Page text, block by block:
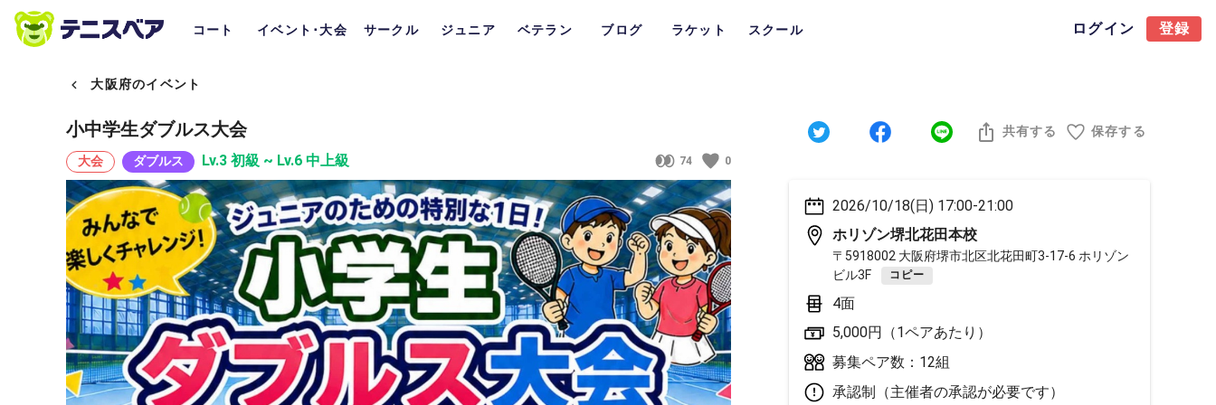
コート イベント･大会 サークル ジュニア ベテラン ブログ ラケット スクール ログイン 登録
大阪府のイベント
小中学生ダブルス大会
大会 ダブルス Lv.3 初級 ~ Lv.6 中上級 74 0
共有する 保存する
2026/10/18(日) 17:00-21:00
ホリゾン堺北花田本校
〒5918002 大阪府堺市北区北花田町3-17-6 ホリゾン
ビル3F
コピー
4面
5,000円（1ペアあたり）
募集ペア数：12組
承認制（主催者の承認が必要です）